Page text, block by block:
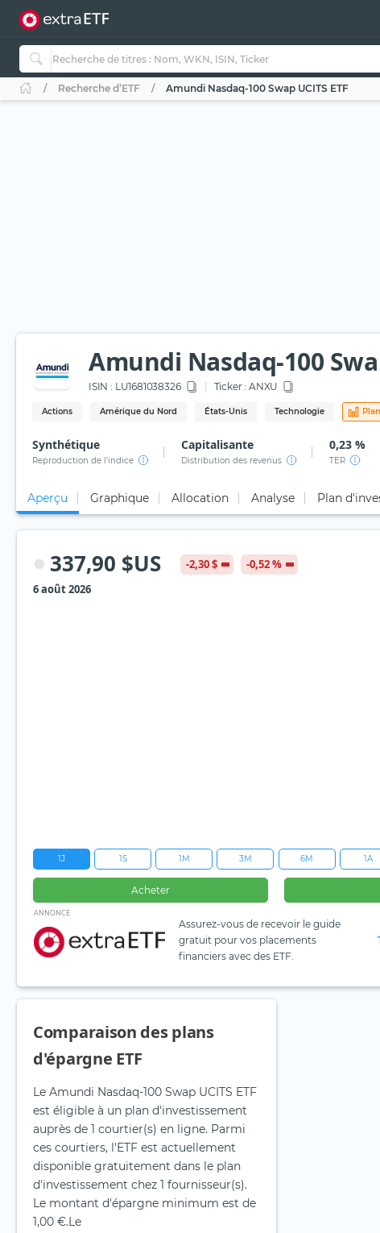
Recherche d’ETF Amundi Nasdaq-100 Swap UCITS ETF
Amundi Nasdaq-100
ISIN : LU1681038326 Ticker : ANXU
Actions Amérique du Nord États-Unis Technologie
Synthétique
Reproduction de l'indice
Capitalisante
Distribution des revenus
0,23 %
TER
Aperçu Graphique Allocation Analyse Plan
337,90 $US -2,30 $
-0,52 %
6 août 2026
1J 1S 1M 3M 6M 1A
Acheter
ANNONCE
Assurez-vous de recevoir le guide
gratuit pour vos placements
financiers avec des ETF.
Comparaison des plans
d'épargne ETF
Le Amundi Nasdaq-100 Swap UCITS ETF
est éligible à un plan d'investissement
auprès de 1 courtier(s) en ligne. Parmi
ces courtiers, l'ETF est actuellement
disponible gratuitement dans le plan
d'investissement chez 1 fournisseur(s).
Le montant d'épargne minimum est de
1,00 €.Le